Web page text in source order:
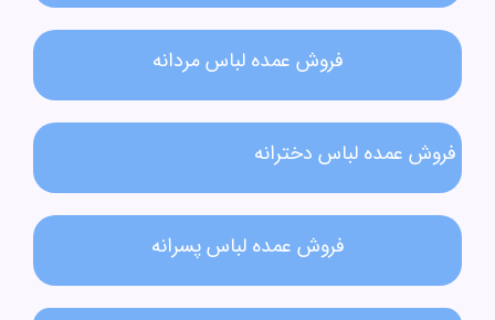
فروش عمده لباس مردانه​
فروش عمده لباس دخترانه​
فروش عمده لباس پسرانه